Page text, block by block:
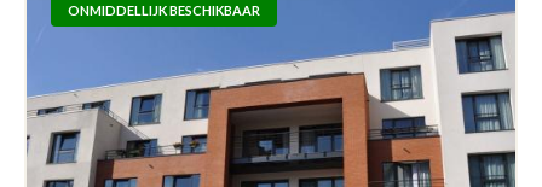
ONMIDDELLIJK BESCHIKBAAR